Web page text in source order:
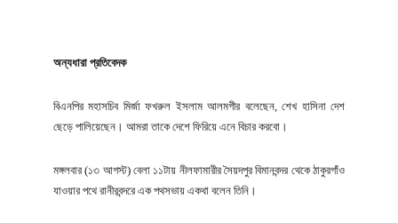
অন্যধারা প্রতিবেদক
বিএনপির মহাসচিব মির্জা ফখরুল ইসলাম আলমগীর বলেছেন, শেখ হাসিনা দেশ
ছেড়ে পালিয়েছেন। আমরা তাকে দেশে ফিরিয়ে এনে বিচার করবো।
মঙ্গলবার (১৩ আগস্ট) বেলা ১১টায় নীলফামারীর সৈয়দপুর বিমানবন্দর থেকে ঠাকুরগাঁও
যাওয়ার পথে রানীরবন্দরে এক পথসভায় একথা বলেন তিনি।